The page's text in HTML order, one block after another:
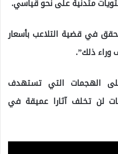
متدنية على نحو قياسي.
في قضية التلاعب بأسعار
ذلك”.
الهجمات التي تستهدف
لن تخلف آثارا عميقة في